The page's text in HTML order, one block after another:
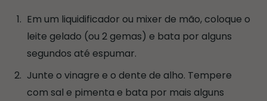
Em um liquidificador ou mixer de mão, coloque o
leite gelado (ou 2 gemas) e bata por alguns
segundos até espumar.
Junte o vinagre e o dente de alho. Tempere
com sal e pimenta e bata por mais alguns